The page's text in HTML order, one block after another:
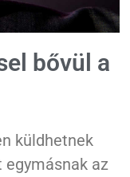
bővül a
küldhetnek
egymásnak az